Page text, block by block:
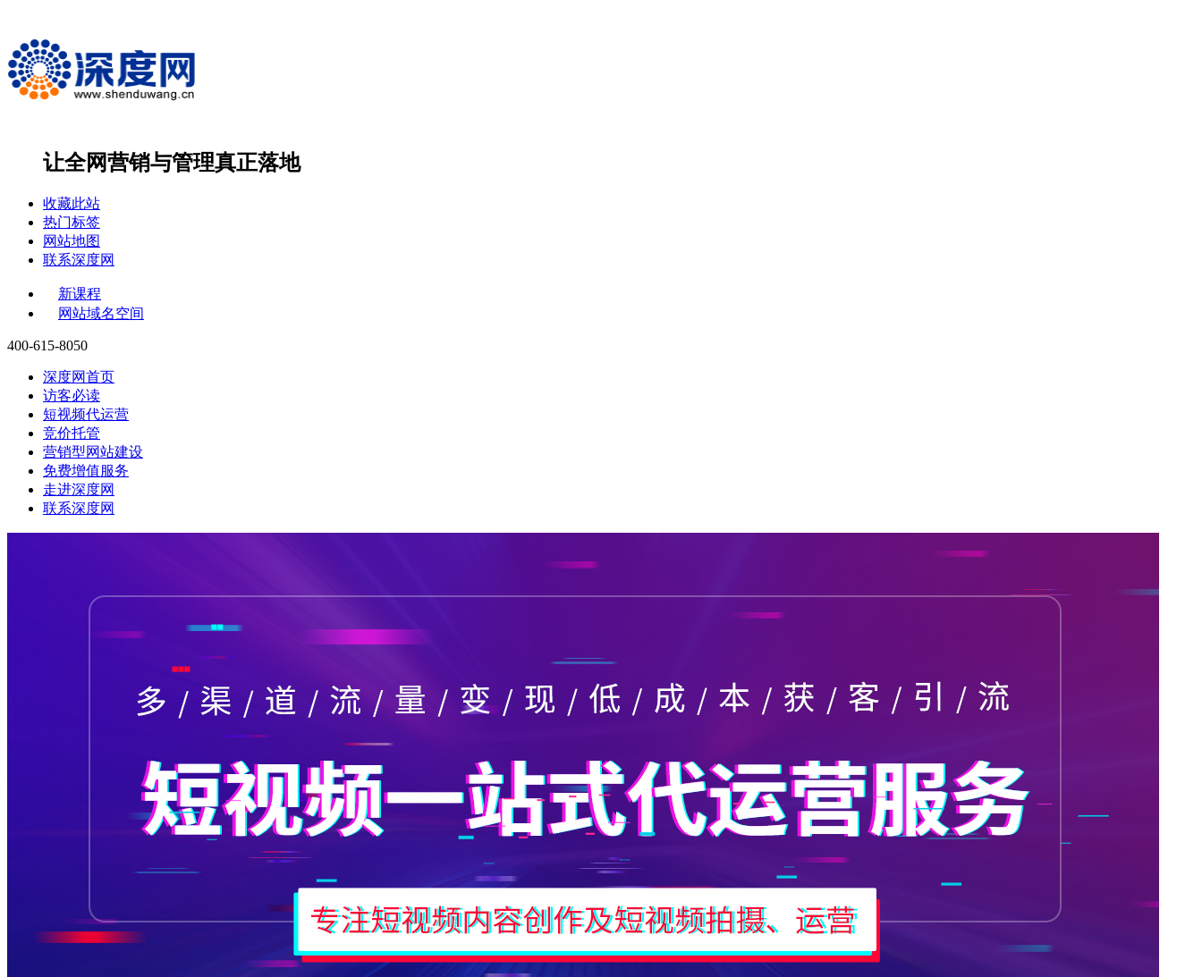
让全网营销与管理真正落地
收藏此站
热门标签
网站地图
联系深度网
新课程
网站域名空间
400-615-8050
深度网首页
访客必读
短视频代运营
竞价托管
营销型网站建设
免费增值服务
走进深度网
联系深度网